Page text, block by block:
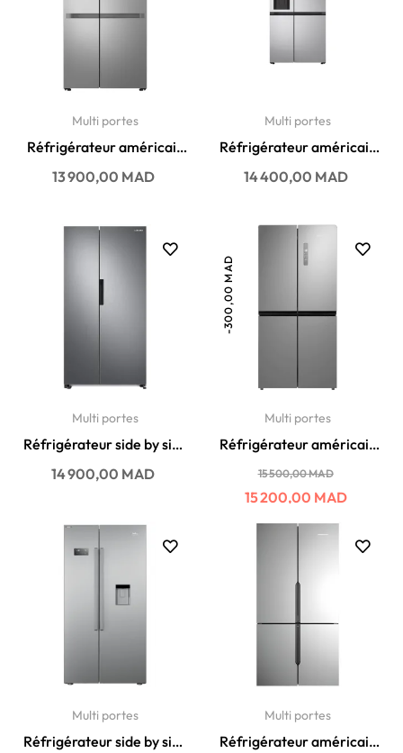
Multi portes
Réfrigérateur américain
LG No Frost 703 litres...
Prix
13 900,00 MAD
Multi portes
Réfrigérateur américain
LG No Frost 638 litres...
Prix
14 400,00 MAD
Multi portes
Réfrigérateur side by side
Samsung No Frost 670...
Prix
14 900,00 MAD
-300,00 MAD
Multi portes
Réfrigérateur américain
Arthur martin No Frost...
Prix
habituel
15 500,00 MAD
15 200,00 MAD
Multi portes
Réfrigérateur side by side
Multi portes
Réfrigérateur américain